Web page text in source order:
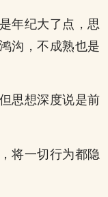
年纪大了点，思
沟，不成熟也是
思想深度说是前
将一切行为都隐